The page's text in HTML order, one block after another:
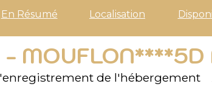
En Résumé Localisation
MOUFLON****5D
de l'hébergement